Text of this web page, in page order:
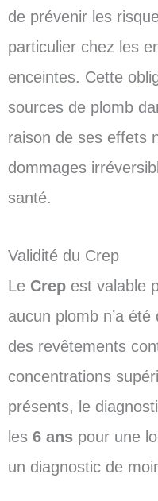
de prévenir les
particulier chez les
enceintes. Cette
sources de plomb
raison de ses effets
dommages
santé.
Validité du Crep
Le Crep est valable
aucun plomb n’a
des revêtements
concentrations
présents, le
les 6 ans pour une
un diagnostic de